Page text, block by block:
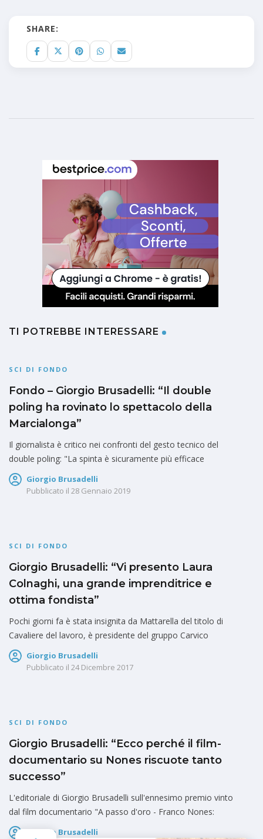
SHARE:
TI POTREBBE INTERESSARE
SCI DI FONDO
Fondo – Giorgio Brusadelli: “Il double
poling ha rovinato lo spettacolo della
Marcialonga”
Il giornalista è critico nei confronti del gesto tecnico del
double poling: "La spinta è sicuramente più efficace
Giorgio Brusadelli
Pubblicato il 28 Gennaio 2019
SCI DI FONDO
Giorgio Brusadelli: “Vi presento Laura
Colnaghi, una grande imprenditrice e
ottima fondista”
Pochi giorni fa è stata insignita da Mattarella del titolo di
Cavaliere del lavoro, è presidente del gruppo Carvico
Giorgio Brusadelli
Pubblicato il 24 Dicembre 2017
SCI DI FONDO
Giorgio Brusadelli: “Ecco perché il film-
documentario su Nones riscuote tanto
successo”
L'editoriale di Giorgio Brusadelli sull'ennesimo premio vinto
dal film documentario "A passo d'oro - Franco Nones:
Giorgio Brusadelli